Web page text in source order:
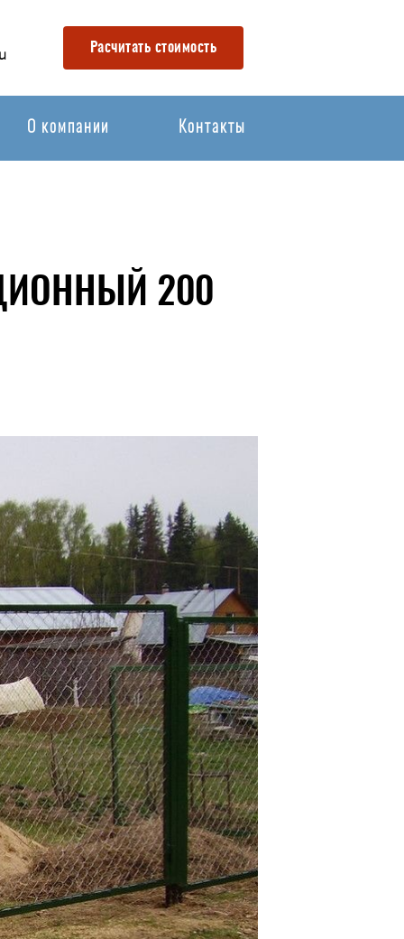
Расчитать стоимость
О компании Контакты
200